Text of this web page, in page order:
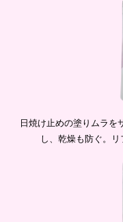
日焼け止めの塗りムラを
し、乾燥も防ぐ。